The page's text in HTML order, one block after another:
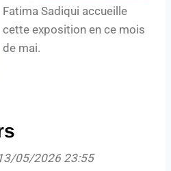
Fatima Sadiqui accueille
cette exposition en ce mois
de mai.
13/05/2026 23:55